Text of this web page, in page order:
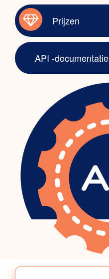
Prijzen
API -documentatie